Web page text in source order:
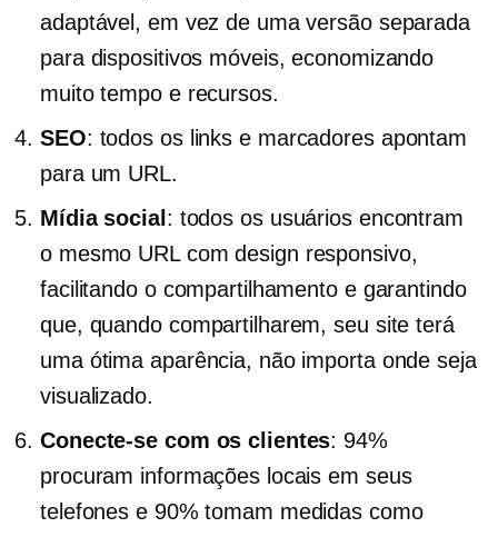
adaptável, em vez de uma versão separada
para dispositivos móveis, economizando
muito tempo e recursos.
SEO: todos os links e marcadores apontam
para um URL.
Mídia social : todos os usuários encontram
o mesmo URL com design responsivo,
facilitando o compartilhamento e garantindo
que, quando compartilharem, seu site terá
uma ótima aparência, não importa onde seja
visualizado.
Conecte-se com os clientes: 94%
procuram informações locais em seus
telefones e 90% tomam medidas como